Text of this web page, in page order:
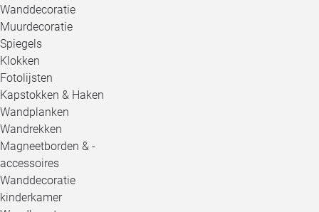
Wanddecoratie
Muurdecoratie
Spiegels
Klokken
Fotolijsten
Kapstokken & Haken
Wandplanken
Wandrekken
Magneetborden & -
accessoires
Wanddecoratie
kinderkamer